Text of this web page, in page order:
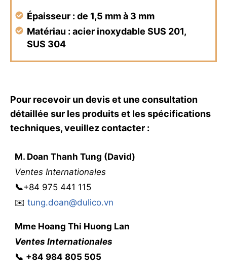
Épaisseur : de 1,5 mm à 3 mm
Matériau : acier inoxydable SUS 201,
SUS 304
Pour recevoir un devis et une consultation
détaillée sur les produits et les spécifications
techniques, veuillez contacter :
M. Doan Thanh Tung (David)
Ventes Internationales
📞+84 975 441 115
✉️ tung.doan@dulico.vn
Mme Hoang Thi Huong Lan
Ventes Internationales
📞 ‭‭+84 984 805 505